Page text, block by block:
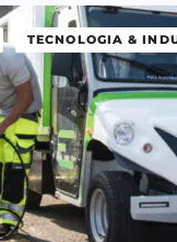
TECNOLOGIA &